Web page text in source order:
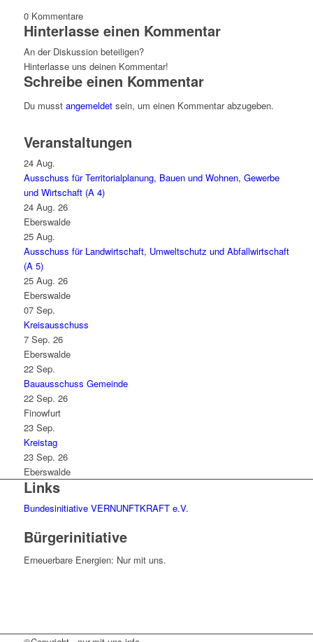
0 Kommentare
Hinterlasse einen Kommentar
An der Diskussion beteiligen?
Hinterlasse uns deinen Kommentar!
Schreibe einen Kommentar
Du musst angemeldetsein, um einen Kommentar abzugeben.
Veranstaltungen
24 Aug.
Ausschuss für Territorialplanung, Bauen und Wohnen, Gewerbe
und Wirtschaft (A 4)
24 Aug. 26
Eberswalde
25 Aug.
Ausschuss für Landwirtschaft, Umweltschutz und Abfallwirtschaft
(A 5)
25 Aug. 26
Eberswalde
07 Sep.
Kreisausschuss
7 Sep. 26
Eberswalde
22 Sep.
Bauausschuss Gemeinde
22 Sep. 26
Finowfurt
23 Sep.
Kreistag
23 Sep. 26
Eberswalde
Links
Bundesinitiative VERNUNFTKRAFT e.V.
Bürgerinitiative
Erneuerbare Energien: Nur mit uns.